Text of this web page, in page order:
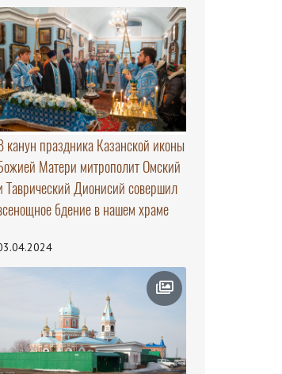
канун праздника Казанской иконы
Матери митрополит Омский
Таврический Дионисий совершил
бдение в нашем храме